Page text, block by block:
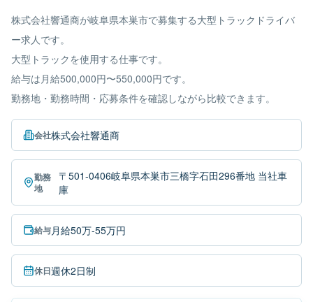
株式会社響通商が岐阜県本巣市で募集する大型トラックドライバ
ー求人です。
大型トラックを使用する仕事です。
給与は月給500,000円〜550,000円です。
勤務地・勤務時間・応募条件を確認しながら比較できます。
会社株式会社響通商
勤務
地
〒501-0406岐阜県本巣市三橋字石田296番地 当社車
庫
給与月給50万-55万円
休日週休2日制